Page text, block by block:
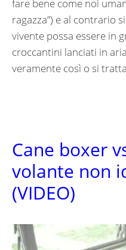
fare bene come noi
ragazza”) e al contrario
vivente possa essere in
croccantini lanciati in
veramente così o si
Cane boxer
volante non
(VIDEO)